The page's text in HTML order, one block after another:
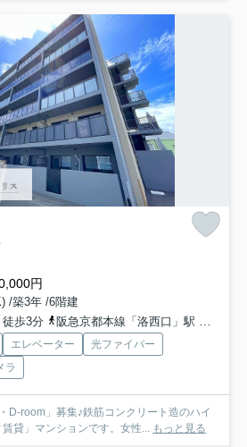
円
/築3年 /6階建
歩3分
阪急京都本線「洛西口」駅 徒歩13分
エレベーター
光ファイバー
ラ
D-room」募集♪鉄筋コンクリート造のハイ
貸」マンションです。女性... もっと見る